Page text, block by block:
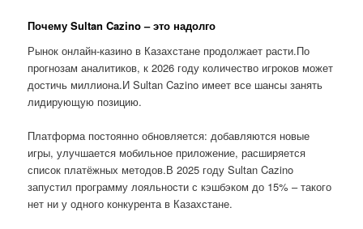
Почему Sultan Cazino – это надолго
Рынок онлайн-казино в Казахстане продолжает расти.По
прогнозам аналитиков, к 2026 году количество игроков может
достичь миллиона.И Sultan Cazino имеет все шансы занять
лидирующую позицию.
Платформа постоянно обновляется: добавляются новые
игры, улучшается мобильное приложение, расширяется
список платёжных методов.В 2025 году Sultan Cazino
запустил программу лояльности с кэшбэком до 15% – такого
нет ни у одного конкурента в Казахстане.